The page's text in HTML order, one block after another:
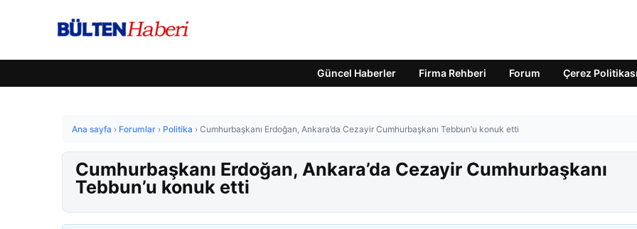
Güncel Haberler Firma Rehberi Forum Çerez Politikası
Ana sayfa › Forumlar › Politika › Cumhurbaşkanı Erdoğan, Ankara’da Cezayir Cumhurbaşkanı Tebbun’u konuk etti
Cumhurbaşkanı Erdoğan, Ankara’da Cezayir Cumhurbaşkanı
Tebbun’u konuk etti